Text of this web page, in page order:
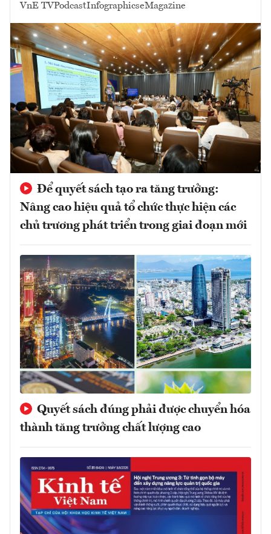
VnE TVPodcastInfographicseMagazine
Để quyết sách tạo ra tăng trưởng:
Nâng cao hiệu quả tổ chức thực hiện các
chủ trương phát triển trong giai đoạn mới
Quyết sách đúng phải được chuyển hóa
thành tăng trưởng chất lượng cao